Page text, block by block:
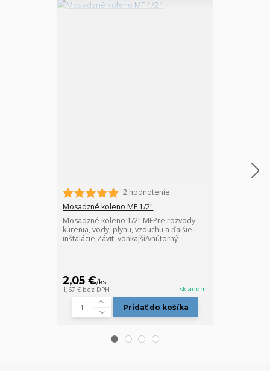
2 hodnotenie
Mosadzné koleno MF 1/2"
Mosadzné koleno 1/2" MFPre rozvody
kúrenia, vody, plynu, vzduchu a ďalšie
inštalácie.Závit: vonkajší/vnútorný
2,05 €/ks
1,67 € bez DPH skladom
Pridať do košíka